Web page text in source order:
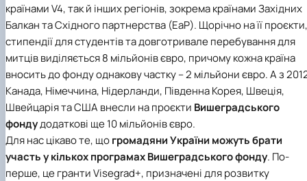
країнами V4, так й інших регіонів, зокрема країнами Західних
Балкан та Східного партнерства (EaP). Щорічно на її проєкти,
стипендії для студентів та довготривале перебування для
митців виділяється 8 мільйонів євро, причому кожна країна
вносить до фонду однакову частку – 2 мільйони євро. А з
Канада, Німеччина, Нідерланди, Південна Корея, Швеція,
Швейцарія та США внесли на проєкти Вишеградського
фондудодаткові ще 10 мільйонів євро.
Для нас цікаво те, щогромадяни України можуть брати
участь у кількох програмахВишеградського фонду. По-
перше, це гранти Visegrad+, призначені для розвитку